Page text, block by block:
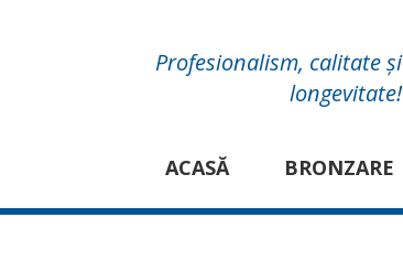
Profesionalism, calitate și
longevitate!
ACASĂ BRONZARE